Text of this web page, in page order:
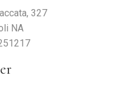
327
NA